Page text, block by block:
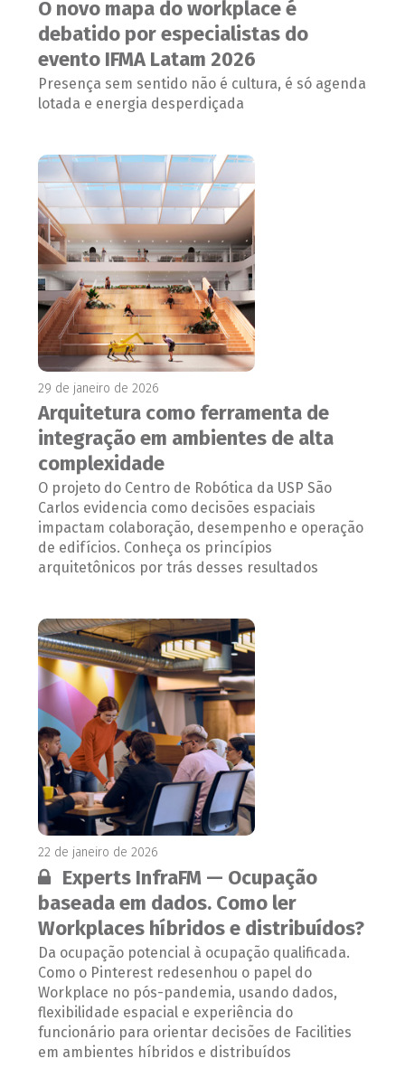
O novo mapa do workplace é
debatido por especialistas do
evento IFMA Latam 2026
Presença sem sentido não é cultura, é só agenda
lotada e energia desperdiçada
29 de janeiro de 2026
Arquitetura como ferramenta de
integração em ambientes de alta
complexidade
O projeto do Centro de Robótica da USP São
Carlos evidencia como decisões espaciais
impactam colaboração, desempenho e operação
de edifícios. Conheça os princípios
arquitetônicos por trás desses resultados
22 de janeiro de 2026
Conteúdo restrito:
Experts InfraFM — Ocupação
baseada em dados. Como ler
Workplaces híbridos e distribuídos?
Da ocupação potencial à ocupação qualificada.
Como o Pinterest redesenhou o papel do
Workplace no pós-pandemia, usando dados,
flexibilidade espacial e experiência do
funcionário para orientar decisões de Facilities
em ambientes híbridos e distribuídos